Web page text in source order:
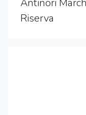
Antinori
Riserva